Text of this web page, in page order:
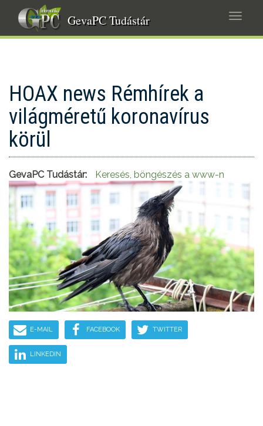
tartalomra
GevaPC Tudástár
HOAX news Rémhírek a
világméretű koronavírus
körül
GevaPC Tudástár: Keresés, böngészés a www-n
E-MAIL FACEBOOK TWITTER
LINKEDIN